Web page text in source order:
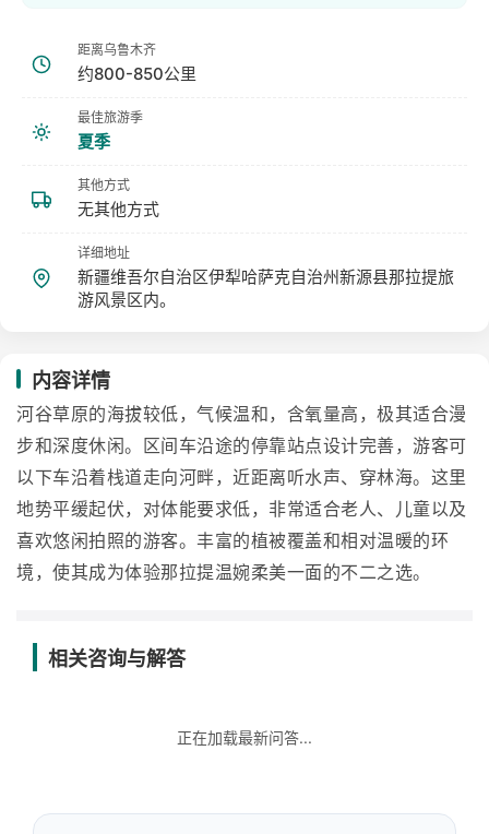
距离乌鲁木齐
约800-850公里
最佳旅游季
夏季
其他方式
无其他方式
详细地址
新疆维吾尔自治区伊犁哈萨克自治州新源县那拉提旅
游风景区内。
内容详情
河谷草原的海拔较低，气候温和，含氧量高，极其适合漫
步和深度休闲。区间车沿途的停靠站点设计完善，游客可
以下车沿着栈道走向河畔，近距离听水声、穿林海。这里
地势平缓起伏，对体能要求低，非常适合老人、儿童以及
喜欢悠闲拍照的游客。丰富的植被覆盖和相对温暖的环
境，使其成为体验那拉提温婉柔美一面的不二之选。
相关咨询与解答
正在加载最新问答...